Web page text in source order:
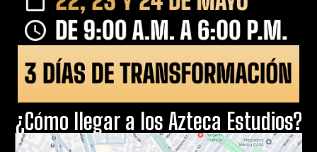
¿Cómo llegar a los Azteca Estudios?